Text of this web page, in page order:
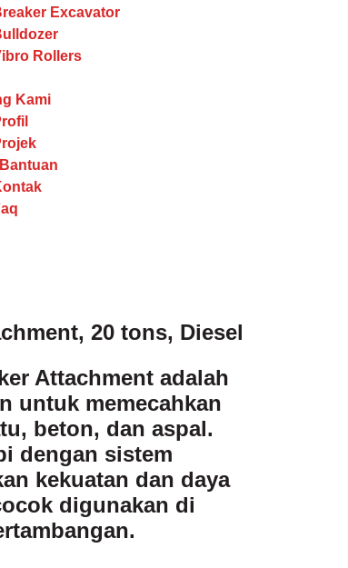
Excavator
Rollers
Kami
20 tons, Diesel
Attachment adalah
untuk memecahkan
beton, dan aspal.
dengan sistem
kekuatan dan daya
digunakan di